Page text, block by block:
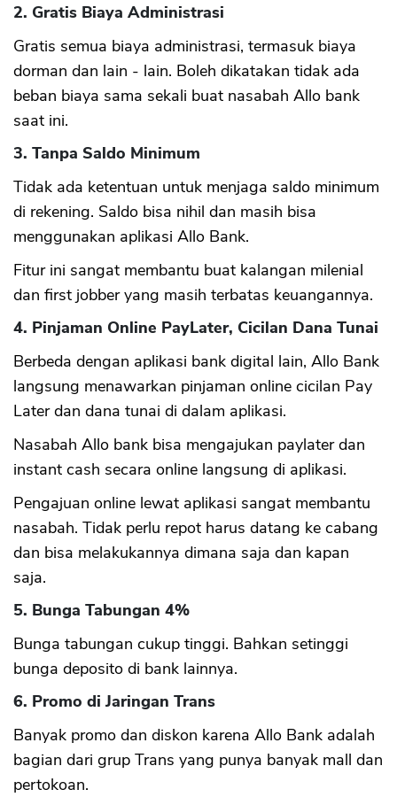
2. Gratis Biaya Administrasi
Gratis semua biaya administrasi, termasuk biaya
dorman dan lain - lain. Boleh dikatakan tidak ada
beban biaya sama sekali buat nasabah Allo bank
saat ini.
3. Tanpa Saldo Minimum
Tidak ada ketentuan untuk menjaga saldo minimum
di rekening. Saldo bisa nihil dan masih bisa
menggunakan aplikasi Allo Bank.
Fitur ini sangat membantu buat kalangan milenial
dan first jobber yang masih terbatas keuangannya.
4. Pinjaman Online PayLater, Cicilan Dana Tunai
Berbeda dengan aplikasi bank digital lain, Allo Bank
langsung menawarkan pinjaman online cicilan Pay
Later dan dana tunai di dalam aplikasi.
Nasabah Allo bank bisa mengajukan paylater dan
instant cash secara online langsung di aplikasi.
Pengajuan online lewat aplikasi sangat membantu
nasabah. Tidak perlu repot harus datang ke cabang
dan bisa melakukannya dimana saja dan kapan
saja.
5. Bunga Tabungan 4%
Bunga tabungan cukup tinggi. Bahkan setinggi
bunga deposito di bank lainnya.
6. Promo di Jaringan Trans
Banyak promo dan diskon karena Allo Bank adalah
bagian dari grup Trans yang punya banyak mall dan
pertokoan.